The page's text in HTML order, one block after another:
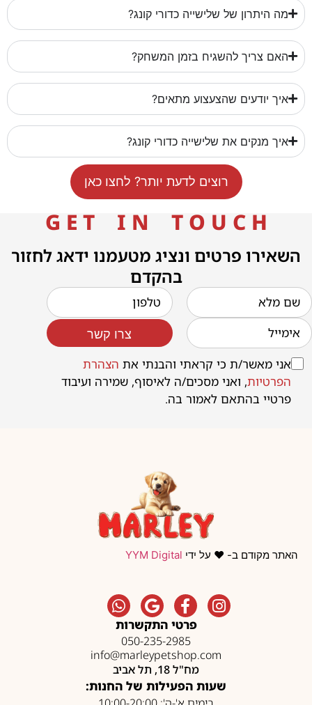
מה היתרון של שלישייה כדורי קונג?
האם צריך להשגיח בזמן המשחק?
איך יודעים שהצעצוע מתאים?
איך מנקים את שלישייה כדורי קונג?
רוצים לדעת יותר? לחצו כאן
G E T I N T O U C H
השאירו פרטים ונציג מטעמנו ידאג לחזור
בהקדם
אני מאשר/ת כי קראתי והבנתי את הצהרת
הפרטיות, ואני מסכים/ה לאיסוף, שמירה ועיבוד
פרטיי בהתאם לאמור בה.
צרו קשר
האתר מקודם ב- ❤️ על ידי YYM Digital
פרטי התקשרות
050-235-2985
info@marleypetshop.com
מח"ל 18, תל אביב
שעות הפעילות של החנות: